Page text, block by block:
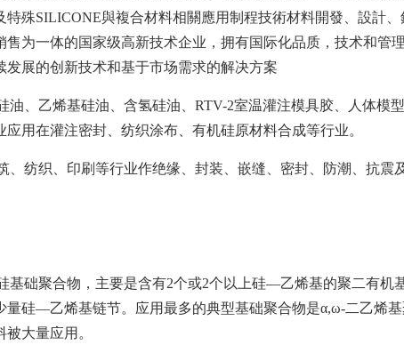
殊SILICONE與複合材料相關應用制程技術材料開發、設計
为一体的国家级高新技术企业，拥有国际化品质，技术和管
展的创新技术和基于市场需求的解决方案
乙烯基硅油、含氢硅油、RTV-2室温灌注模具胶、人体模
用在灌注密封、纺织涂布、有机硅原材料合成等行业。
织、印刷等行业作绝缘、封装、嵌缝、密封、防潮、抗震
础聚合物，主要是含有2个或2个以上硅—乙烯基的聚二有机
硅—乙烯基链节。应用最多的典型基础聚合物是α,ω-二乙烯
大量应用。